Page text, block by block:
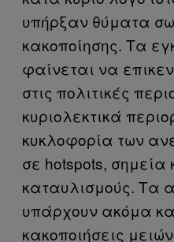
υπήρξαν θύματα
κακοποίησης. Τα
φαίνεται να
στις πολιτικές
κυριολεκτικά
κυκλοφορία των
σε hotspots, σημεία
καταυλισμούς. Τα
υπάρχουν ακόμα
κακοποιήσεις